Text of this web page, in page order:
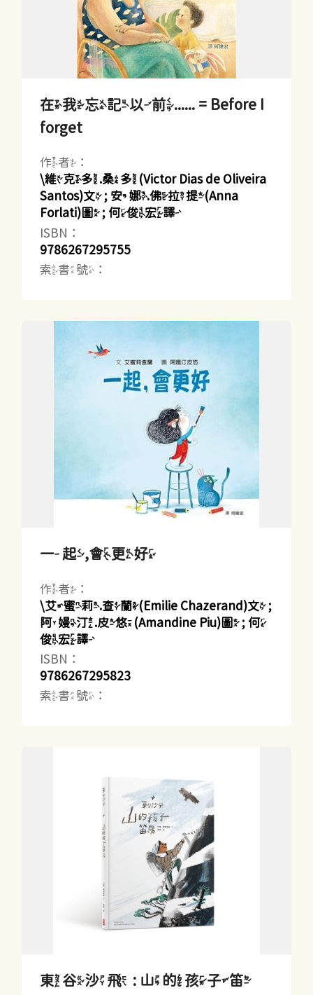
在我忘記以前...... = Before I
forget
作者：
\維克多.桑多(Victor Dias de Oliveira
Santos)文 ; 安娜.佛拉提(Anna
Forlati)圖 ; 何俊宏譯
ISBN：
9786267295755
索書號：
一起,會更好
作者：
\艾蜜莉.查蘭(Emilie Chazerand)文 ;
阿嫚汀.皮悠(Amandine Piu)圖 ; 何
俊宏譯
ISBN：
9786267295823
索書號：
東谷沙飛 : 山的孩子笛